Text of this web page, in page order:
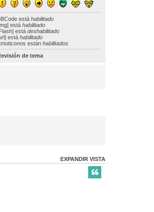
estáhabilitado
estáhabilitado
estádeshabilitado
estáhabilitado
estánhabilitados
de tema
EXPANDIR VISTA